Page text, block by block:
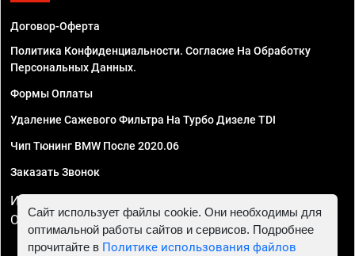
Договор-Оферта
Политика Конфиденциальности. Согласие На Обработку
Персональных Данных.
Формы Оплаты
Удаление Сажевого Фильтра На Турбо Дизеле TDI
Чип Тюнинг BMW После 2020.06
Заказать Звонок
ИП Смирнов Георгий Павлович. ИНН 781302555843,
ОГРНИП 324470400032610
Сайт использует файлы cookie. Они необходимы для
оптимальной работы сайтов и сервисов. Подробнее
прочитайте в Политике использования файлов